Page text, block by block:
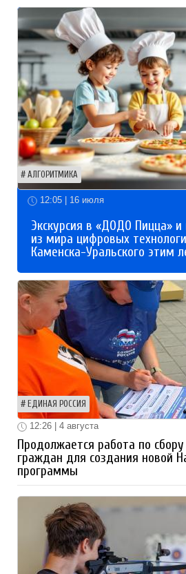
АЛГОРИТМИКА
12:05 | 16 июля
Экскурсия в «ДОДО Пицца»
из мира цифровых
Каменска-Уральского этим
ЕДИНАЯ РОССИЯ
12:26 | 4 августа
Продолжается работа по
граждан для создания новой
программы